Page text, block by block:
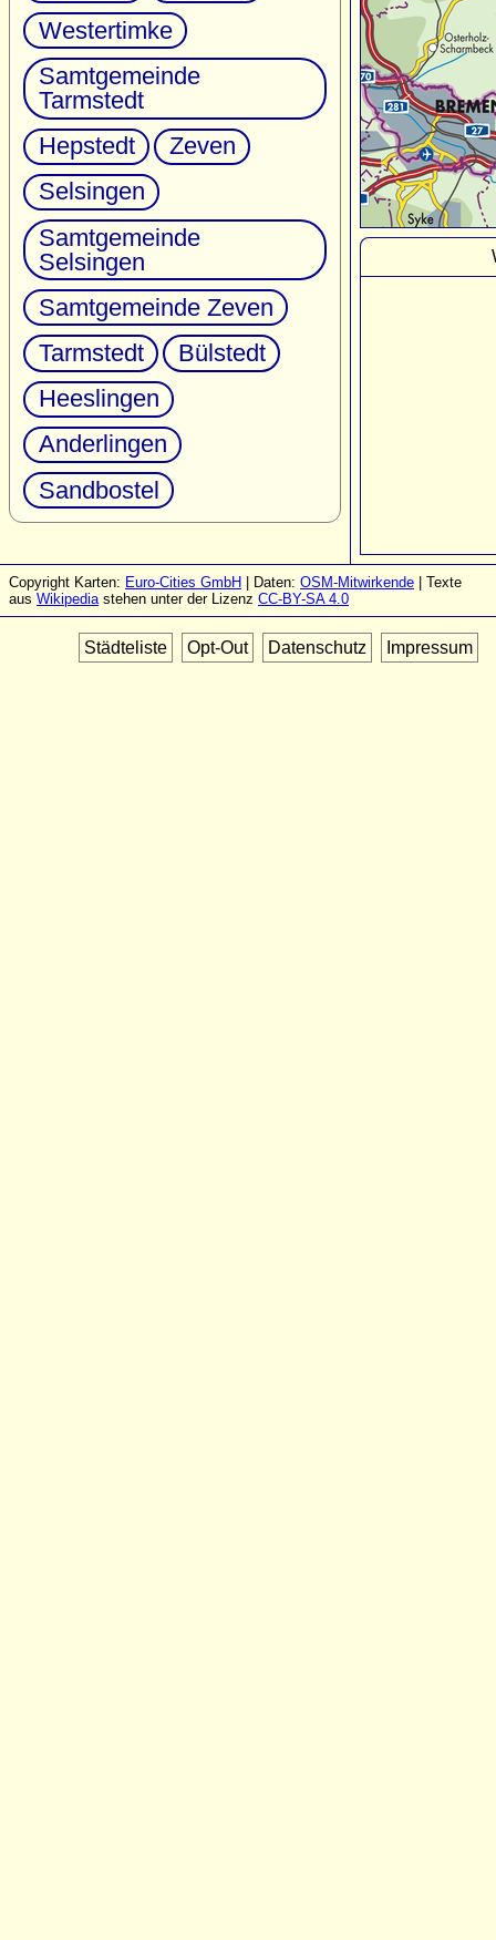
Westertimke
Samtgemeinde
Tarmstedt
Hepstedt
Zeven
Selsingen
Samtgemeinde
Selsingen
Samtgemeinde Zeven
Tarmstedt
Bülstedt
Heeslingen
Anderlingen
Sandbostel
Copyright Karten: Euro-Cities GmbH | Daten: OSM-Mitwirkende | Texte
aus Wikipediastehen unter der Lizenz CC-BY-SA 4.0
Städteliste Opt-Out Datenschutz Impressum